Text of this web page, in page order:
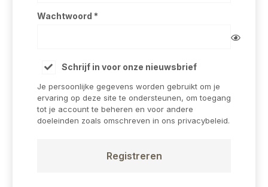
Wachtwoord *Vereist
Schrijf in voor onze nieuwsbrief
Je persoonlijke gegevens worden gebruikt om je
ervaring op deze site te ondersteunen, om toegang
tot je account te beheren en voor andere
doeleinden zoals omschreven in ons privacybeleid.
Registreren